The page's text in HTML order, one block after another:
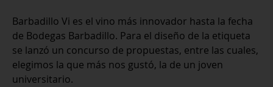
Barbadillo Vi es el vino más innovador hasta la fecha
de Bodegas Barbadillo. Para el diseño de la etiqueta
se lanzó un concurso de propuestas, entre las cuales,
elegimos la que más nos gustó, la de un joven
universitario.